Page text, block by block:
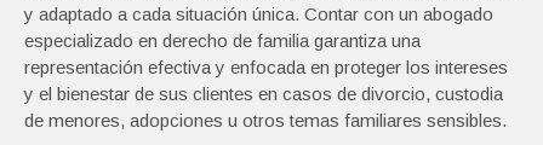
y adaptado a cada situación única. Contar con un abogado
especializado en derecho de familia garantiza una
representación efectiva y enfocada en proteger los intereses
y el bienestar de sus clientes en casos de divorcio, custodia
de menores, adopciones u otros temas familiares sensibles.